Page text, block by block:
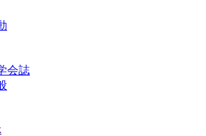
会誌